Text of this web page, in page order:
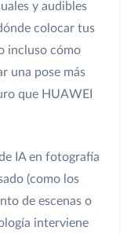
y audibles
colocar tus
incluso cómo
una pose más
que HUAWEI
IA en fotografía
(como los
de escenas o
interviene